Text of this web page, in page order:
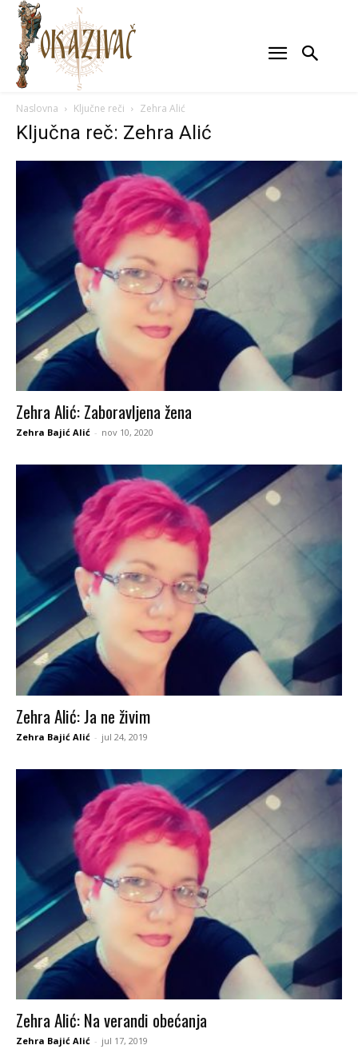
Naslovna Ključne reči Zehra Alić
Ključna reč: Zehra Alić
Zehra Alić: Zaboravljena žena
Zehra Bajić Alić - nov 10, 2020
Zehra Alić: Ja ne živim
Zehra Bajić Alić - jul 24, 2019
Zehra Alić: Na verandi obećanja
Zehra Bajić Alić - jul 17, 2019